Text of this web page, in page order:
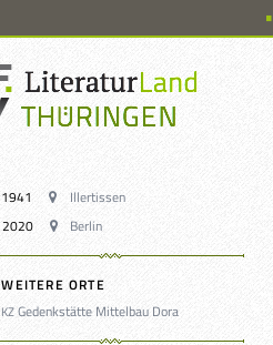
1941
Illertissen
2020
Berlin
WEITERE ORTE
KZGedenkstätte Mittelbau Dora